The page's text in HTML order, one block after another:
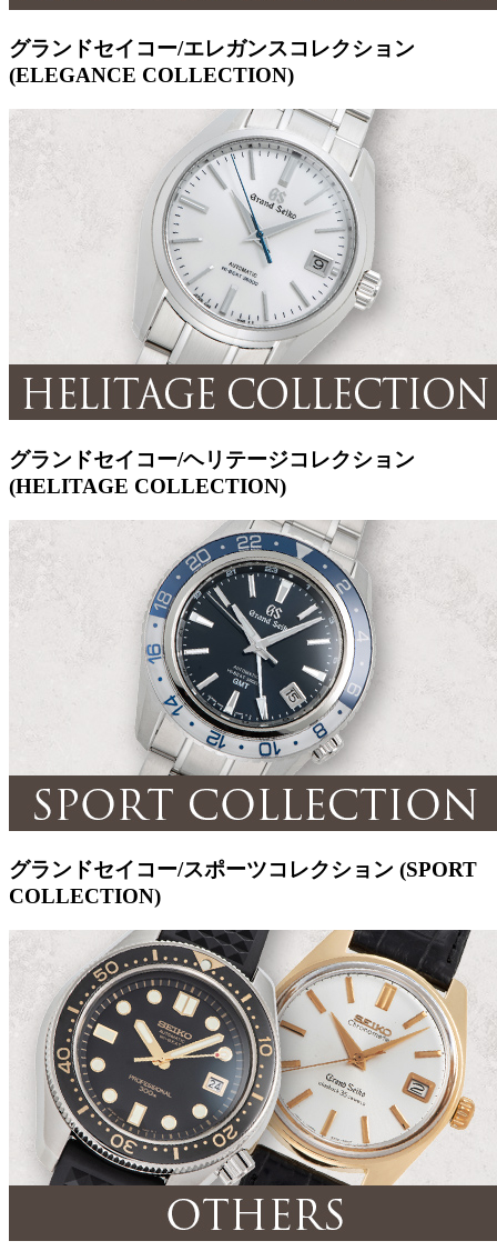
グランドセイコー/エレガンスコレクション
(ELEGANCE COLLECTION)
グランドセイコー/ヘリテージコレクション
(HELITAGE COLLECTION)
グランドセイコー/スポーツコレクション (SPORT
COLLECTION)